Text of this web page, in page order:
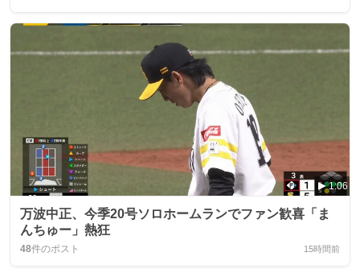
1:06
万波中正、今季20号ソロホームランでファン歓喜「ま
んちゅー」熱狂
48件のポスト 15時間前